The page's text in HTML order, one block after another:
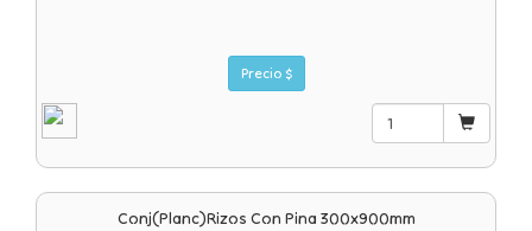
Precio $
Conj(planc)rizos Con Pina 300x900mm